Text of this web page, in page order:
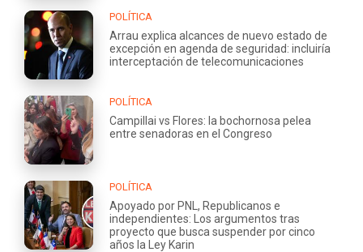
POLÍTICA
Arrau explica alcances de nuevo estado de
excepción en agenda de seguridad: incluiría
interceptación de telecomunicaciones
POLÍTICA
Campillai vs Flores: la bochornosa pelea
entre senadoras en el Congreso
POLÍTICA
Apoyado por PNL, Republicanos e
independientes: Los argumentos tras
proyecto que busca suspender por cinco
años la Ley Karin